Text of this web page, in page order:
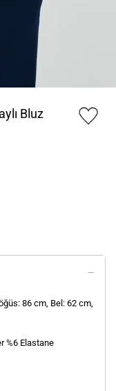
Bluz
86 cm, Bel: 62 cm,
%6 Elastane